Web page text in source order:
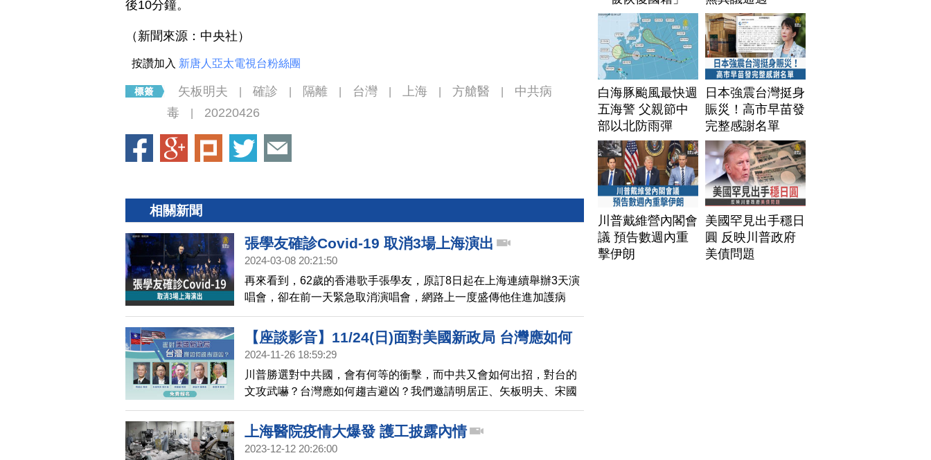
後10分鐘。
（新聞來源：中央社）
按讚加入 新唐人亞太電視台粉絲團
矢板明夫 確診 隔離 台灣 上海 方艙醫
中共病
毒
20220426
相關新聞
張學友確診Covid-19 取消3場上海演出
2024-03-08 20:21:50
再來看到，62歲的香港歌手張學友，原訂8日起在上海連續舉辦3天演
唱會，卻在前一天緊急取消演唱會，網路上一度盛傳他住進加護病
房。張學友今天親自證實，確診了Covid-19，他也向歌迷表達歉意，
他說目前腹瀉停止了，輕微發燒，輕微咳嗽，以及少許肌肉和筋骨痠
痛，目前正在家中自我隔離。希望下週能康復，在舞台和大家見面。
【座談影音】11/24(日)面對美國新政局 台灣應如何
趨吉避凶？
2024-11-26 18:59:29
川普勝選對中共國，會有何等的衝擊，而中共又會如何出招，對台的
文攻武嚇？台灣應如何趨吉避凶？我們邀請明居正、矢板明夫、宋國
誠以及謝金河四位名家，指點迷津！
上海醫院疫情大爆發 護工披露內情
2023-12-12 20:26:00
白海豚颱風最快週
五海警 父親節中
部以北防雨彈
日本強震台灣挺身
賑災！高市早苗發
完整感謝名單
川普戴維營內閣會
議 預告數週內重
擊伊朗
美國罕見出手穩日
圓 反映川普政府
美債問題